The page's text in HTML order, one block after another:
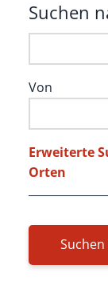
Suchen
Von
Erweiterte
Orten